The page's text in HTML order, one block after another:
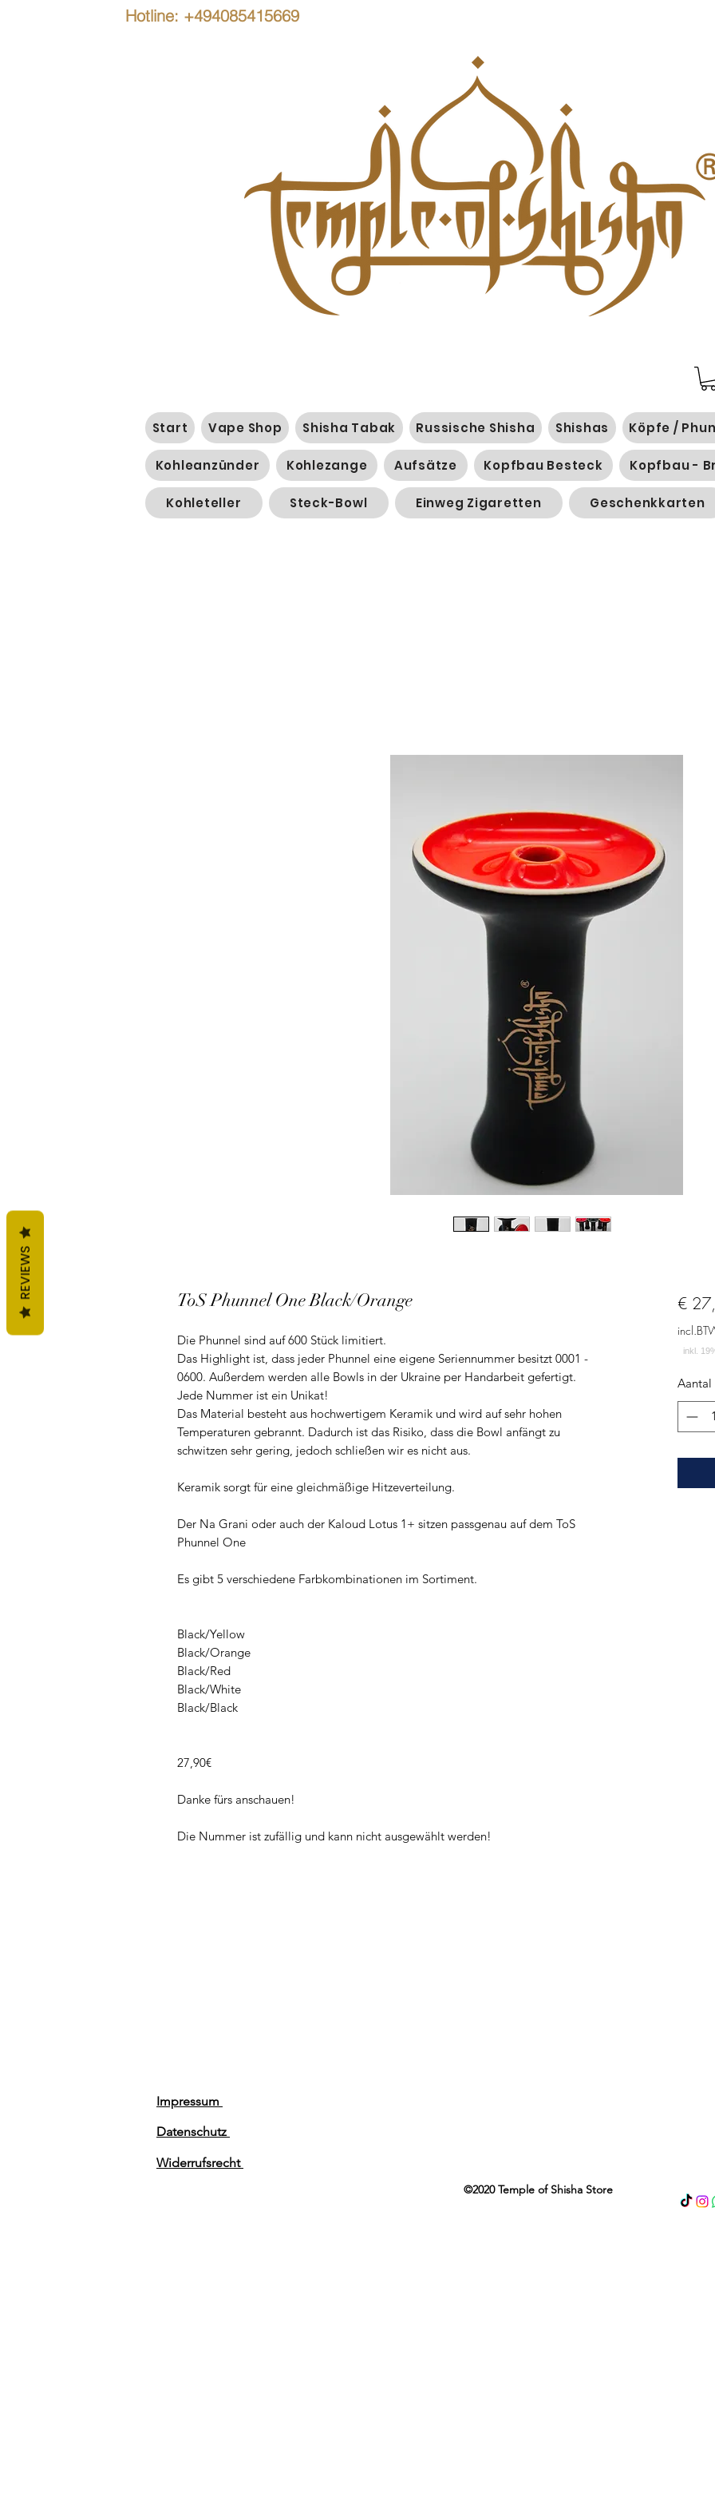
Hotline: +494085415669
Start Vape Shop Shisha Tabak Russische Shisha Shishas Köpfe /
Kohleanzünder Kohlezange Aufsätze Kopfbau Besteck Kopfbau -
Kohleteller Steck-Bowl Einweg Zigaretten Geschenkkarten
ToS Phunnel One Black/Orange
Die Phunnel sind auf 600 Stück limitiert.
Das Highlight ist, dass jeder Phunnel eine eigene Seriennummer besitzt 0001 -
0600. Außerdem werden alle Bowls in der Ukraine per Handarbeit gefertigt.
Jede Nummer ist ein Unikat!
Das Material besteht aus hochwertigem Keramik und wird auf sehr hohen
Temperaturen gebrannt. Dadurch ist das Risiko, dass die Bowl anfängt zu
schwitzen sehr gering, jedoch schließen wir es nicht aus.
Keramik sorgt für eine gleichmäßige Hitzeverteilung.
Der Na Grani oder auch der Kaloud Lotus 1+ sitzen passgenau auf dem ToS
Phunnel One
Es gibt 5 verschiedene Farbkombinationen im Sortiment.
Black/Yellow
Black/Orange
Black/Red
Black/White
Black/Black
27,90€
Danke fürs anschauen!
Die Nummer ist zufällig und kann nicht ausgewählt werden!
€
Aantal
Impressum
Datenschutz
Widerrufsrecht
©2020 Temple of Shisha Store
REVIEWS